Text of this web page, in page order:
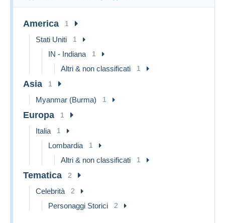
going through my collections to find what's exciting to offer.
Feel free to browse what you can get from me at this time.
Welcome!
America 1
Stati Uniti 1
IN - Indiana 1
Altri & non classificati 1
Asia 1
Myanmar (Burma) 1
Europa 1
Italia 1
Lombardia 1
Altri & non classificati 1
Tematica 2
Celebrità 2
Personaggi Storici 2